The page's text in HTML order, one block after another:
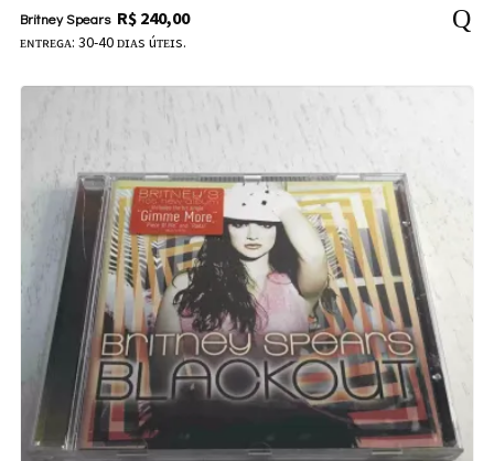
Britney Spears R$240,00
ᴇɴᴛʀᴇɢᴀ: 30-40 ᴅɪᴀs úᴛᴇɪs.